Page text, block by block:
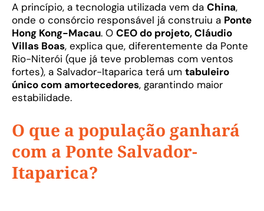
A princípio, a tecnologia utilizada vem da China,
onde o consórcio responsável já construiu a Ponte
Hong Kong-Macau. O CEO do projeto, Cláudio
Villas Boas, explica que, diferentemente da Ponte
Rio-Niterói (que já teve problemas com ventos
fortes), a Salvador-Itaparica terá um tabuleiro
único com amortecedores, garantindo maior
estabilidade.
O que a população ganhará
com a Ponte Salvador-
Itaparica?